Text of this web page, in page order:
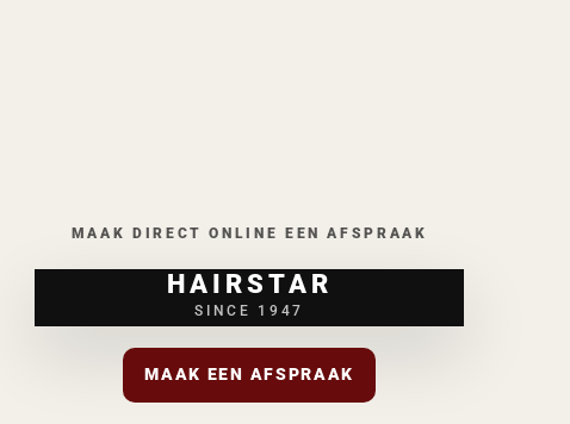
MAAK DIRECT ONLINE EEN AFSPRAAK
HAIRSTAR
SINCE 1947
MAAK EEN AFSPRAAK